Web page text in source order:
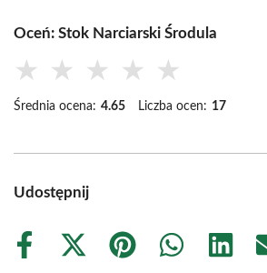
Oceń: Stok Narciarski Środula
★ ★ ★ ★ ★
Średnia ocena: 4.65 Liczba ocen: 17
Udostępnij
Share
Share
Share
Share
Share